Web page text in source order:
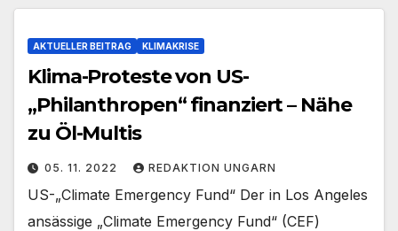
AKTUELLER BEITRAG KLIMAKRISE
Klima-Proteste von US-
„Philanthropen“ finanziert – Nähe
zu Öl-Multis
05. 11. 2022 REDAKTION UNGARN
US-„Climate Emergency Fund“ Der in Los Angeles
ansässige „Climate Emergency Fund“ (CEF)